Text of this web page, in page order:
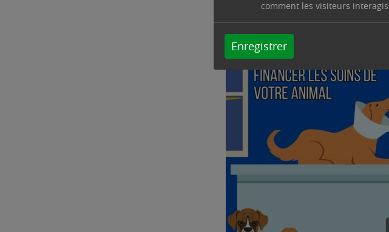
comment les visiteurs
Enregistrer